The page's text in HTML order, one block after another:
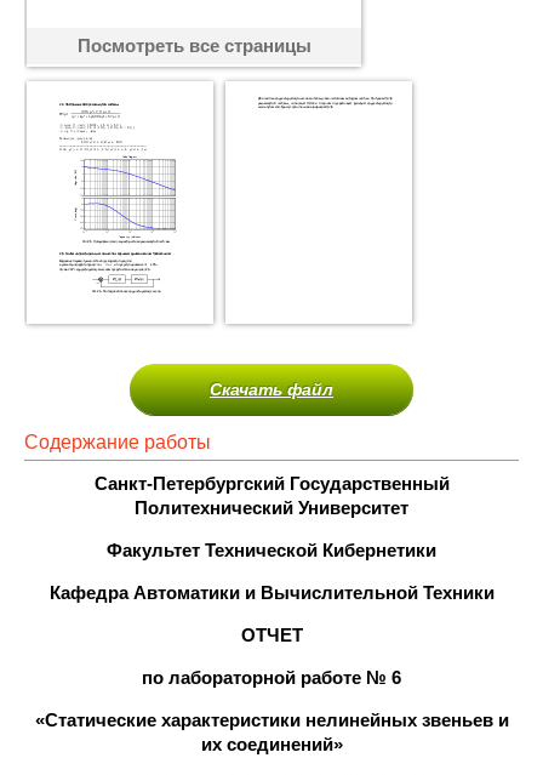
Посмотреть все страницы
Скачать файл
Содержание работы
Санкт-Петербургский Государственный
Политехнический Университет
Факультет Технической Кибернетики
Кафедра Автоматики и Вычислительной Техники
ОТЧЕТ
по лабораторной работе № 6
«Статические характеристики нелинейных звеньев и
их соединений»